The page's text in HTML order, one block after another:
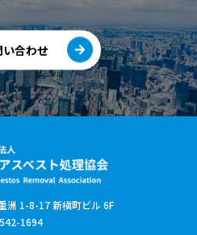
い合わせ
1-8-17 新槇町ビル 6F
1694